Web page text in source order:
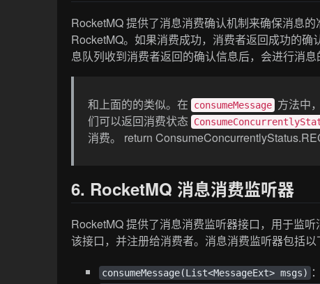
RocketMQ 提供了消息消费确认机制来确保消息
RocketMQ。如果消费成功，消费者返回成功的
息队列收到消费者返回的确认信息后，会进行消
和上面的的类似。在 consumeMessage 方法中
们可以返回消费状态
消费。 return
6. RocketMQ 消息消费监听器
RocketMQ 提供了消息消费监听器接口，用于监
该接口，并注册给消费者。消息消费监听器包括以
consumeMessage(List<MessageExt> msgs)